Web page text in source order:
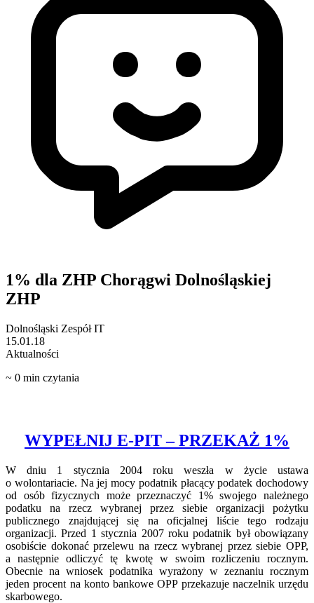
1% dla ZHP Chorągwi Dolnośląskiej
ZHP
Dolnośląski Zespół IT
15.01.18
Aktualności
~ 0 min czytania
WYPEŁNIJ E-PIT – PRZEKAŻ 1%
W dniu 1 stycznia 2004 roku weszła w życie ustawa
o wolontariacie. Na jej mocy podatnik płacący podatek dochodowy
od osób fizycznych może przeznaczyć 1% swojego należnego
podatku na rzecz wybranej przez siebie organizacji pożytku
publicznego znajdującej się na oficjalnej liście tego rodzaju
organizacji. Przed 1 stycznia 2007 roku podatnik był obowiązany
osobiście dokonać przelewu na rzecz wybranej przez siebie OPP,
a następnie odliczyć tę kwotę w swoim rozliczeniu rocznym.
Obecnie na wniosek podatnika wyrażony w zeznaniu rocznym
jeden procent na konto bankowe OPP przekazuje naczelnik urzędu
skarbowego.